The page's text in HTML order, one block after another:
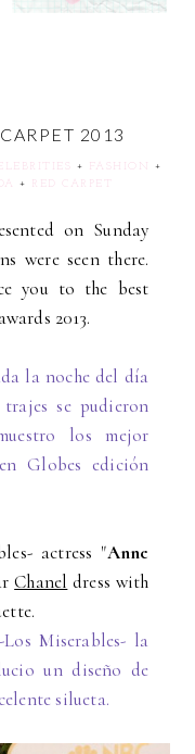
2013
+ FASHION
+
+ RED CARPET
on Sunday
were seen there.
you to the best
2013.
la noche del día
se pudieron
los mejor
Globes edición
actress "Anne
Chanel dress with
Miserables- la
un diseño de
silueta.